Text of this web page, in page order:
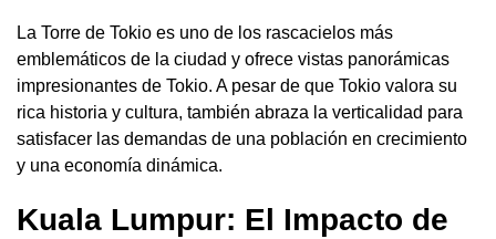
La Torre de Tokio es uno de los rascacielos más
emblemáticos de la ciudad y ofrece vistas panorámicas
impresionantes de Tokio. A pesar de que Tokio valora su
rica historia y cultura, también abraza la verticalidad para
satisfacer las demandas de una población en crecimiento
y una economía dinámica.
Kuala Lumpur: El Impacto de